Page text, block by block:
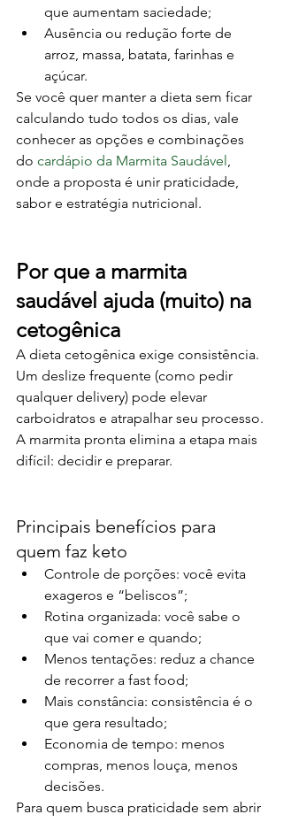
que aumentam saciedade;
Ausência ou redução forte de
arroz, massa, batata, farinhas e
açúcar.
Se você quer manter a dieta sem ficar
calculando tudo todos os dias, vale
conhecer as opções e combinações
do cardápio da Marmita Saudável,
onde a proposta é unir praticidade,
sabor e estratégia nutricional.
Por que a marmita
saudável ajuda (muito) na
cetogênica
A dieta cetogênica exige consistência.
Um deslize frequente (como pedir
qualquer delivery) pode elevar
carboidratos e atrapalhar seu processo.
A marmita pronta elimina a etapa mais
difícil: decidir e preparar.
Principais benefícios para
quem faz keto
Controle de porções: você evita
exageros e “beliscos”;
Rotina organizada: você sabe o
que vai comer e quando;
Menos tentações: reduz a chance
de recorrer a fast food;
Mais constância: consistência é o
que gera resultado;
Economia de tempo: menos
compras, menos louça, menos
decisões.
Para quem busca praticidade sem abrir